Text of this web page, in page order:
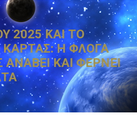
2025 ΚΑΙ ΤΟ
Η ΦΛΟΓΑ
ΚΑΙ ΦΕΡΝΕΙ